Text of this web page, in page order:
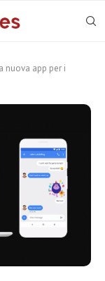
nuova app per i